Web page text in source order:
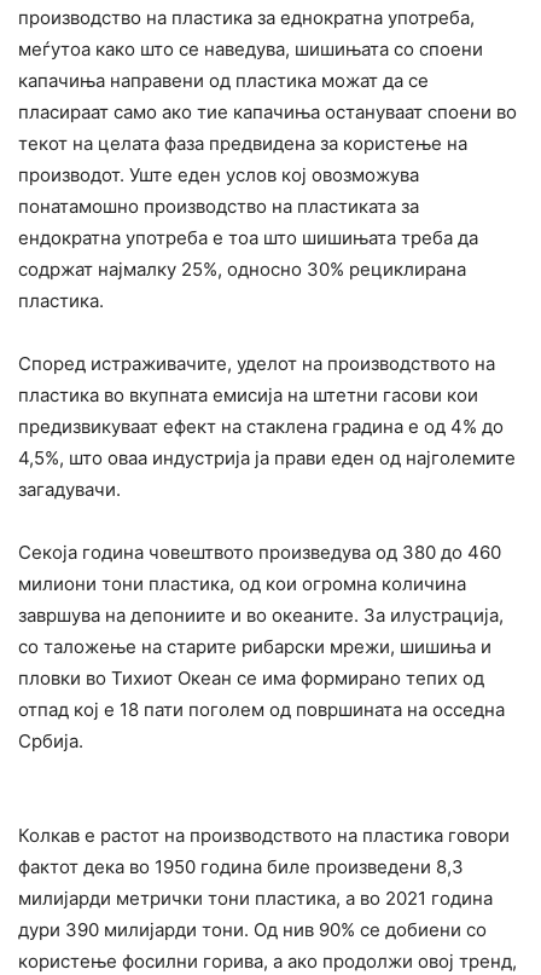
производство на пластика за еднократна употреба,
меѓутоа како што се наведува, шишињата со споени
капачиња направени од пластика можат да се
пласираат само ако тие капачиња остануваат споени во
текот на целата фаза предвидена за користење на
производот. Уште еден услов кој овозможува
понатамошно производство на пластиката за
ендократна употреба е тоа што шишињата треба да
содржат најмалку 25%, односно 30% рециклирана
пластика.
Според истраживачите, уделот на производството на
пластика во вкупната емисија на штетни гасови кои
предизвикуваат ефект на стаклена градина е од 4% до
4,5%, што оваа индустрија ја прави еден од најголемите
загадувачи.
Секоја година човештвото произведува од 380 до 460
милиони тони пластика, од кои огромна количина
завршува на депониите и во океаните. За илустрација,
со таложење на старите рибарски мрежи, шишиња и
пловки во Тихиот Океан се има формирано тепих од
отпад кој е 18 пати поголем од површината на осседна
Србија.
Колкав е растот на производството на пластика говори
фактот дека во 1950 година биле произведени 8,3
милијарди метрички тони пластика, а во 2021 година
дури 390 милијарди тони. Од нив 90% се добиени со
користење фосилни горива, а ако продолжи овој тренд,